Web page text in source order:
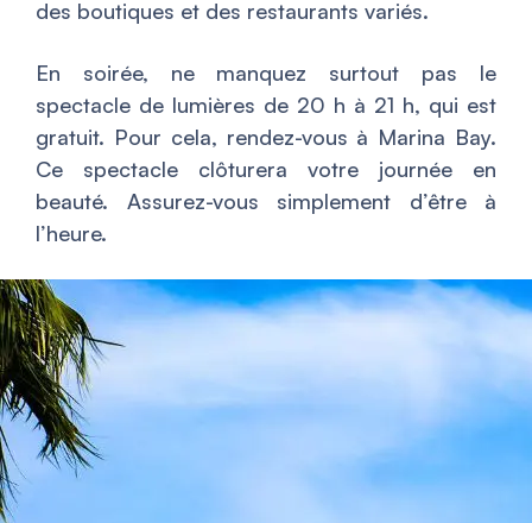
des boutiques et des restaurants variés.
En soirée, ne manquez surtout pas le
spectacle de lumières de 20 h à 21 h, qui est
gratuit. Pour cela, rendez-vous à Marina Bay.
Ce spectacle clôturera votre journée en
beauté. Assurez-vous simplement d’être à
l’heure.